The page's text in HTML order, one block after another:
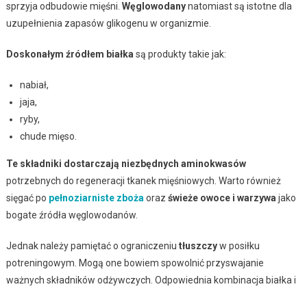
sprzyja odbudowie mięśni. Węglowodanynatomiast są istotne dla
uzupełnienia zapasów glikogenu w organizmie.
Doskonałym źródłem białkasą produkty takie jak:
nabiał,
jaja,
ryby,
chude mięso.
Te składniki dostarczają niezbędnych aminokwasów
potrzebnych do regeneracji tkanek mięśniowych. Warto również
sięgać po pełnoziarniste zbożaoraz świeże owoce i warzywajako
bogate źródła węglowodanów.
Jednak należy pamiętać o ograniczeniu tłuszczyw posiłku
potreningowym. Mogą one bowiem spowolnić przyswajanie
ważnych składników odżywczych. Odpowiednia kombinacja białka i